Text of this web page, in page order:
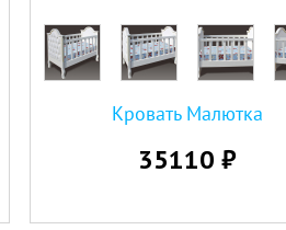
Кровать Малютка
35110 ₽